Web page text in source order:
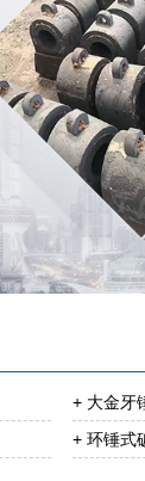
+ 大金牙
+ 环锤式